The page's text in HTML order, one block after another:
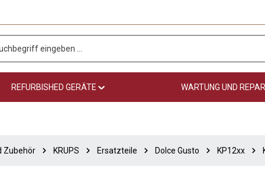
REFURBISHED GERÄTE WARTUNG UND
Zubehör KRUPS Ersatzteile Dolce Gusto KP12xx